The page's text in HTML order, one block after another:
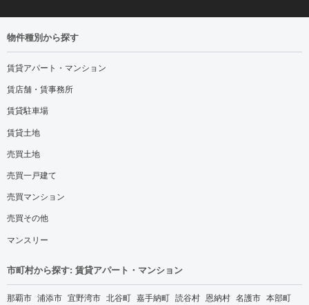
物件種別から探す
賃貸アパート・マンション
賃店舗・賃事務所
賃貸駐車場
賃貸土地
売買土地
売買一戸建て
売買マンション
売買その他
マンスリー
市町村から探す: 賃貸アパート・マンション
那覇市 浦添市 宜野湾市 北谷町 嘉手納町 読谷村 恩納村 名護市 本部町